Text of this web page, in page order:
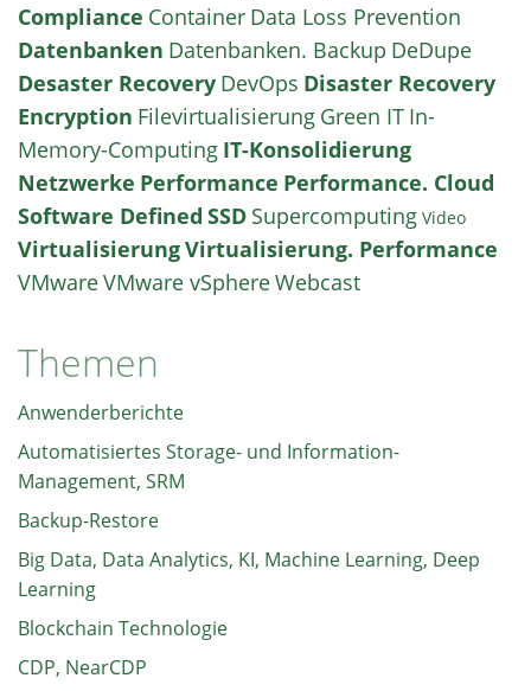
Compliance Container Data Loss Prevention
Datenbanken Datenbanken. Backup DeDupe
Desaster Recovery DevOps Disaster Recovery
Encryption Filevirtualisierung Green IT In-
Memory-Computing IT-Konsolidierung
Netzwerke Performance Performance. Cloud
Software Defined SSD Supercomputing Video
VirtualisierungVirtualisierung. Performance
VMwareVMware vSphereWebcast
Themen
Anwenderberichte
Automatisiertes Storage- und Information-
Management, SRM
Backup-Restore
Big Data, Data Analytics, KI, Machine Learning, Deep
Learning
Blockchain Technologie
CDP, NearCDP